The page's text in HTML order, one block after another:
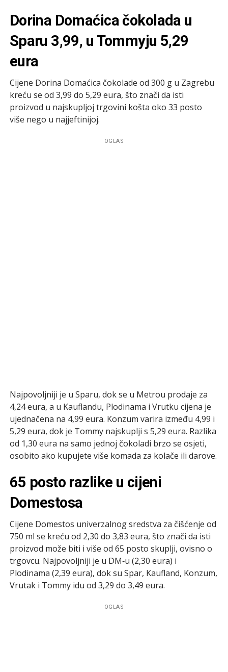
Dorina Domaćica čokolada u
Sparu 3,99, u Tommyju 5,29
eura
Cijene Dorina Domaćica čokolade od 300 g u Zagrebu
kreću se od 3,99 do 5,29 eura, što znači da isti
proizvod u najskupljoj trgovini košta oko 33 posto
više nego u najjeftinijoj.
OGLAS
Najpovoljniji je u Sparu, dok se u Metrou prodaje za
4,24 eura, a u Kauflandu, Plodinama i Vrutku cijena je
ujednačena na 4,99 eura. Konzum varira između 4,99 i
5,29 eura, dok je Tommy najskuplji s 5,29 eura. Razlika
od 1,30 eura na samo jednoj čokoladi brzo se osjeti,
osobito ako kupujete više komada za kolače ili darove.
65 posto razlike u cijeni
Domestosa
Cijene Domestos univerzalnog sredstva za čišćenje od
750 ml se kreću od 2,30 do 3,83 eura, što znači da isti
proizvod može biti i više od 65 posto skuplji, ovisno o
trgovcu. Najpovoljniji je u DM‑u (2,30 eura) i
Plodinama (2,39 eura), dok su Spar, Kaufland, Konzum,
Vrutak i Tommy idu od 3,29 do 3,49 eura.
OGLAS